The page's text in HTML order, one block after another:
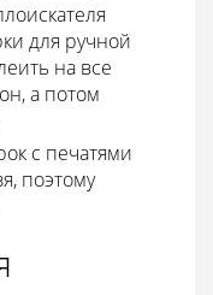
для ручной
на все
а потом
с печатями
поэтому